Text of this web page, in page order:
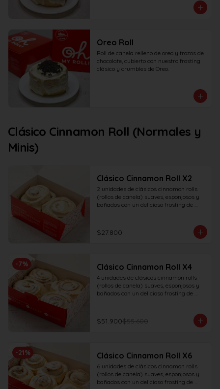
Oreo Roll
Roll de canela relleno de oreo y trozos de
chocolate, cubierto con nuestro frosting
clásico y crumbles de Oreo.
Clásico Cinnamon Roll (Normales y
Minis)
Clásico Cinnamon Roll X2
2 unidades de clásicos cinnamon rolls
(rollos de canela) suaves, esponjosos y
bañados con un delicioso frosting de
$27.800
-7% Clásico Cinnamon Roll X4
4 unidades de clásicos cinnamon rolls
(rollos de canela) suaves, esponjosos y
bañados con un delicioso frosting de
$51.900$55.600
-21% Clásico Cinnamon Roll X6
6 unidades de clásicos cinnamon rolls
(rollos de canela) suaves, esponjosos y
bañados con un delicioso frosting de